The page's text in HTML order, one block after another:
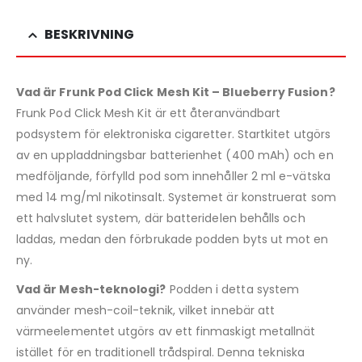
BESKRIVNING
Vad är Frunk Pod Click Mesh Kit – Blueberry Fusion?
Frunk Pod Click Mesh Kit är ett återanvändbart
podsystem för elektroniska cigaretter. Startkitet utgörs
av en uppladdningsbar batterienhet (400 mAh) och en
medföljande, förfylld pod som innehåller 2 ml e-vätska
med 14 mg/ml nikotinsalt. Systemet är konstruerat som
ett halvslutet system, där batteridelen behålls och
laddas, medan den förbrukade podden byts ut mot en
ny.
Vad är Mesh-teknologi? Podden i detta system
använder mesh-coil-teknik, vilket innebär att
värmeelementet utgörs av ett finmaskigt metallnät
istället för en traditionell trådspiral. Denna tekniska